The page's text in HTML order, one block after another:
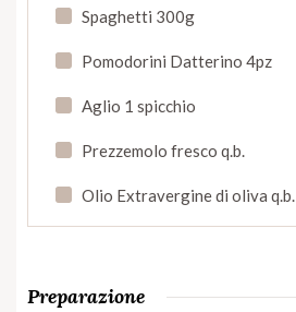
Spaghetti 300g
Pomodorini Datterino 4pz
Aglio 1 spicchio
Prezzemolo fresco q.b.
Olio Extravergine di oliva q.b.
Preparazione